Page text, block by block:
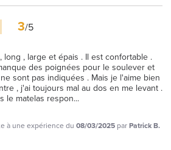
3/5
long , large et épais . Il est confortable .
des poignées pour le soulever et
sont pas indiquées . Mais je l'aime bien
, j'ai toujours mal au dos en me levant .
le matelas respon...
à une expérience du 08/03/2025 parPatrick B.